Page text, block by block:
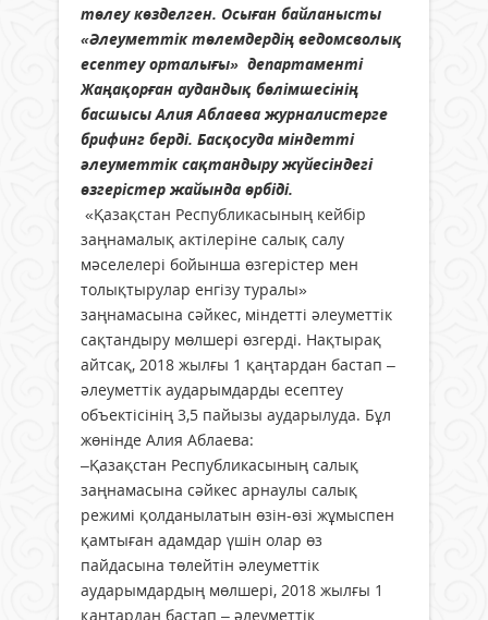
төлеу көзделген. Осыған байланысты
«Әлеуметтік төлемдердің ведомсволық
есептеу орталығы» департаменті
Жаңақорған аудандық бөлімшесінің
басшысы Алия Аблаева журналистерге
брифинг берді. Басқосуда міндетті
әлеуметтік сақтандыру жүйесіндегі
өзгерістер жайында өрбіді.
«Қазақстан Республикасының кейбір
заңнамалық актілеріне салық салу
мәселелері бойынша өзгерістер мен
толықтырулар енгізу туралы»
заңнамасына сәйкес, міндетті әлеуметтік
сақтандыру мөлшері өзгерді. Нақтырақ
айтсақ, 2018 жылғы 1 қаңтардан бастап –
әлеуметтік аударымдарды есептеу
объектiсiнің 3,5 пайызы аударылуда. Бұл
жөнінде Алия Аблаева:
–Қазақстан Республикасының салық
заңнамасына сәйкес арнаулы салық
режимi қолданылатын өзiн-өзi жұмыспен
қамтыған адамдар үшiн олар өз
пайдасына төлейтiн әлеуметтiк
аударымдардың мөлшерi, 2018 жылғы 1
қаңтардан бастап – әлеуметтік